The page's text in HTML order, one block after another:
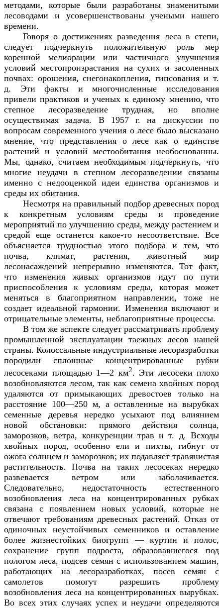
методами, которые были разработаны знаменитыми
лесоводами и усовершенствованы учеными нашего
времени.
Говоря о достижениях разведения леса в степи,
следует подчеркнуть положительную роль мер
коренной мелиорации или частичного улучшения
условий местопроизрастания на сухих и засоленных
почвах: орошения, снегонакопления, гипсования и т.
д. Эти факты и многочисленные исследования
привели практиков и ученых к единому мнению, что
степное лесоразведение трудная, но вполне
осуществимая задача. В 1957 г. на дискуссии по
вопросам современного учения о лесе было высказано
мнение, что представления о лесе как о единстве
растений и условий местообитания необоснованны.
Мы, однако, считаем необходимым подчеркнуть, что
многие неудачи в степном лесоразведении связаны
именно с недооценкой идеи единства организмов и
среды их обитания.
Несмотря на правильный подбор древесных пород
к конкретным условиям среды и проведение
мероприятий по улучшению среды, между растением и
средой еще останется какое-то несоответствие. Все
объясняется трудностью этого подбора и тем, что
почва, климат, растения, животный мир
лесонасаждений непрерывно изменяются. Тот факт,
что изменения живых организмов идут по пути
приспособления к условиям среды, которая может
меняться в благоприятном направлении, тоже не
создает идеальной гармонии. Изменения включают и
отрицательные элементы, неблагоприятные процессы.
В том же аспекте следует рассматривать проблему
промышленной эксплуатации таежных лесов нашей
страны. Колоссальные индустриальные лесоразработки
породили сплошные концентрированные рубки
лесосеками площадью 1—2 км2. Эти лесосеки плохо
возобновляются лесом, так как семена хвойных пород
удаляются от примыкающих древостоев только на
расстояние 100—250 м, а оставленные на вырубках
семенные деревья нередко усыхают под влиянием
новой обстановки: прямого действия солнца,
заморозков, ветра, конкуренции трав и т. д. Всходы
хвойных пород, особенно ели и пихты, гибнут от
ожога солнцем и заморозков; их подавляет травянистая
растительность. Почва на таких лесосеках нередко
развевается ветром или заболачивается.
Следовательно, недостаточность естественного
возобновления леса на концентрированных рубках
связана с появлением новых условий, которые не
отвечают требованиям древесных растений. Отказ от
одиночных неустойчивых семенников и оставление
более жизнестойких биогрупп — куртин и полос,
сохранение групп подроста, образовавшегося под
пологом леса, подсев семян с использованием машин,
работающих на лесоразработках, посев семян с
самолетов помогут разрешить проблему
возобновления леса на концентрированных вырубках.
Во всех этих случаях успех и неудачи определяются